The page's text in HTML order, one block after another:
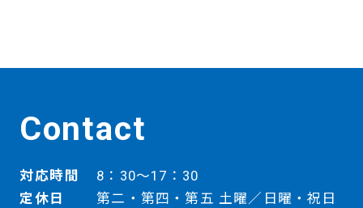
Contact
対応時間
8：30～17：30
定休日
第二・第四・第五 土曜／日曜・祝日